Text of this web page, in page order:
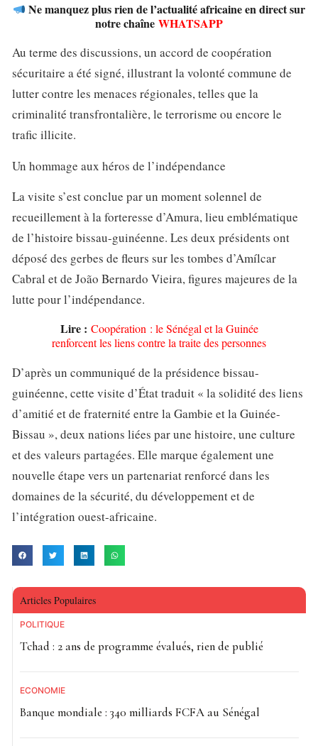
Ne manquez plus rien de l’actualité africaine en direct sur
notre chaîne WHATSAPP
Au terme des discussions, un accord de coopération
sécuritaire a été signé, illustrant la volonté commune de
lutter contre les menaces régionales, telles que la
criminalité transfrontalière, le terrorisme ou encore le
trafic illicite.
Un hommage aux héros de l’indépendance
La visite s’est conclue par un moment solennel de
recueillement à la forteresse d’Amura, lieu emblématique
de l’histoire bissau-guinéenne. Les deux présidents ont
déposé des gerbes de fleurs sur les tombes d’Amílcar
Cabral et de João Bernardo Vieira, figures majeures de la
lutte pour l’indépendance.
Lire : Coopération : le Sénégal et la Guinée
renforcent les liens contre la traite des personnes
D’après un communiqué de la présidence bissau-
guinéenne, cette visite d’État traduit « la solidité des liens
d’amitié et de fraternité entre la Gambie et la Guinée-
Bissau », deux nations liées par une histoire, une culture
et des valeurs partagées. Elle marque également une
nouvelle étape vers un partenariat renforcé dans les
domaines de la sécurité, du développement et de
l’intégration ouest-africaine.
Articles Populaires
POLITIQUE
Tchad : 2 ans de programme évalués, rien de publié
ECONOMIE
Banque mondiale : 340 milliards FCFA au Sénégal